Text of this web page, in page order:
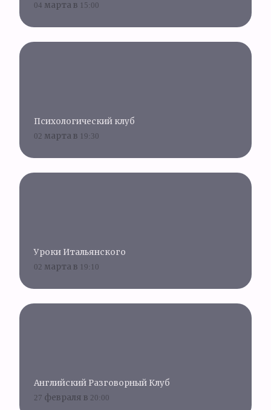
04 марта в 15:00
Психологический клуб
02 марта в 19:30
Уроки Итальянского
02 марта в 19:10
Английский Разговорный Клуб
27 февраля в 20:00